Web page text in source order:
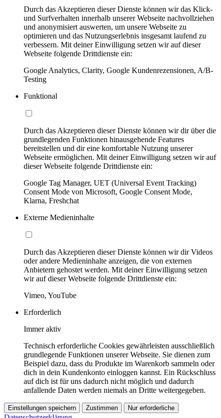
Durch das Akzeptieren dieser Dienste können wir das Klick-
und Surfverhalten innerhalb unserer Webseite nachvollziehen
und anonymisiert auswerten, um unsere Webseite zu
optimieren und das Nutzungserlebnis insgesamt laufend zu
verbessern. Mit deiner Einwilligung setzen wir auf dieser
Webseite folgende Drittdienste ein:
Google Analytics, Clarity, Google Kundenrezensionen, A/B-
Testing
Funktional
Durch das Akzeptieren dieser Dienste können wir dir über die
grundlegenden Funktionen hinausgehende Features
bereitstellen und dir eine komfortable Nutzung unserer
Webseite ermöglichen. Mit deiner Einwilligung setzen wir auf
dieser Webseite folgende Drittdienste ein:
Google Tag Manager, UET (Universal Event Tracking)
Consent Mode von Microsoft, Google Consent Mode,
Klarna, Freshchat
Externe Medieninhalte
Durch das Akzeptieren dieser Dienste können wir dir Videos
oder andere Medieninhalte anzeigen, die von externen
Anbietern gehostet werden. Mit deiner Einwilligung setzen
wir auf dieser Webseite folgende Drittdienste ein:
Vimeo, YouTube
Erforderlich
Immer aktiv
Technisch erforderliche Cookies gewährleisten ausschließlich
grundlegende Funktionen unserer Webseite. Sie dienen zum
Beispiel dazu, dass du Produkte im Warenkorb sammeln oder
dich in dein Kundenkonto einloggen kannst. Ein Rückschluss
auf dich ist für uns dadurch nicht möglich und dadurch
anfallende Daten werden niemals an Dritte weitergegeben.
Einstellungen speichern Zustimmen Nur erforderliche